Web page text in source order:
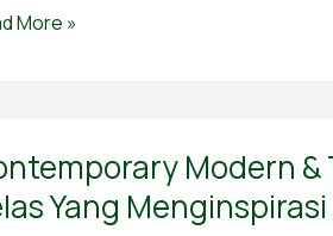
More »
Modern &
Yang Menginspirasi